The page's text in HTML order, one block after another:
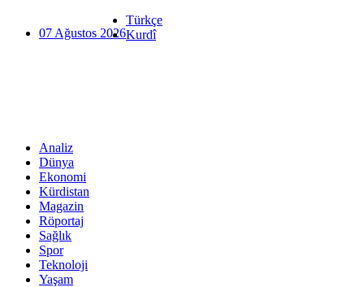
07 Ağustos 2026
Türkçe
Kurdî
Analiz
Dünya
Ekonomi
Kürdistan
Magazin
Röportaj
Sağlık
Spor
Teknoloji
Yaşam